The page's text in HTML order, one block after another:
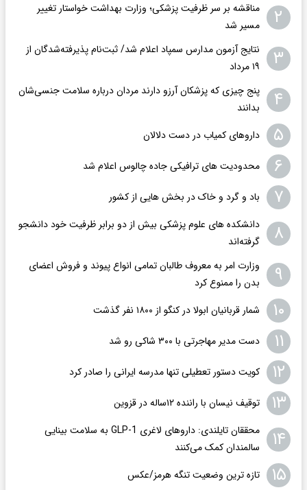
۲
مناقشه بر سر ظرفیت پزشکی؛ وزارت بهداشت خواستار تغییر
مسیر شد
۳
نتایج آزمون مدارس سمپاد اعلام شد/ ثبت‌نام پذیرفته‌شدگان از
۱۹ مرداد
۴
پنج چیزی که پزشکان آرزو دارند مردان درباره سلامت جنسی‌شان
بدانند
۵ داروهای کمیاب در دست دلالان
۶ محدودیت های ترافیکی جاده چالوس اعلام شد
۷ باد و گرد و خاک در بخش هایی از کشور
۸
دانشکده های علوم پزشکی بیش از دو برابر ظرفیت خود دانشجو
گرفته‌اند
۹
وزارت امر به معروف طالبان تمامی انواع پیوند و فروش اعضای
بدن را ممنوع کرد
۱۰ شمار قربانیان ابولا در کنگو از ۱۸۰۰ نفر گذشت
۱۱ دست مدیر مهاجرتی با ۳۰۰ شاکی رو شد
۱۲ کویت دستور تعطیلی تنها مدرسه ایرانی را صادر کرد
۱۳ توقیف نیسان با راننده ۱۲ساله در قزوین
۱۴
محققان تایلندی: داروهای لاغری GLP-1 به سلامت بینایی
سالمندان کمک می‌کنند
۱۵ تازه ترین وضعیت تنگه هرمز/عکس